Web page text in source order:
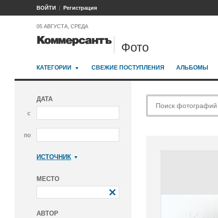
ВОЙТИ Регистрация
05 АВГУСТА, СРЕДА
Фото
КАТЕГОРИИ СВЕЖИЕ ПОСТУПЛЕНИЯ АЛЬБОМЫ
ДАТА
с
по
ИСТОЧНИК
МЕСТО
АВТОР